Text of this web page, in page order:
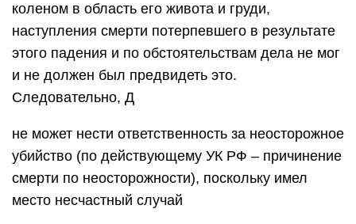
коленом в область его живота и груди,
наступления смерти потерпевшего в результате
этого падения и по обстоятельствам дела не мог
и не должен был предвидеть это.
Следовательно, Д
не может нести ответственность за неосторожное
убийство (по действующему УК РФ – причинение
смерти по неосторожности), поскольку имел
место несчастный случай